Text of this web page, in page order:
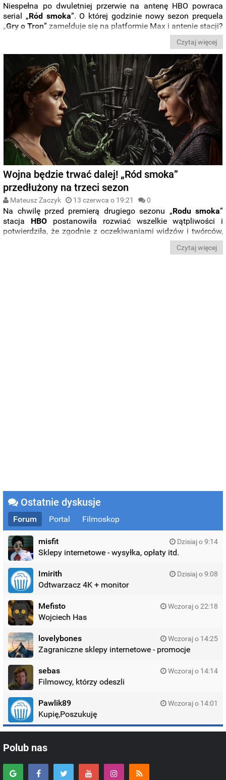
Niespełna po dwuletniej przerwie na antenę HBO powraca
serial „Ród smoka”. O której godzinie nowy sezon prequela
„Gry o Tron” zamelduje się na platformie Max i antenie stacji?
Czytaj więcej
Wojna będzie trwać dalej! „Ród smoka”
przedłużony na trzeci sezon
Mateusz Zaczyk 13 czerwca o 19:21 0
Na chwilę przed premierą drugiego sezonu „Rodu smoka”
stacja HBO postanowiła rozwiać wszelkie wątpliwości i
potwierdziła, że zgodnie z oczekiwaniami widzów i twórców,
” doczeka się także trzeciego sezonu.
Czytaj więcej
Ostatnie dyskusje
Forum Portal Filmoskop
misfit Dzisiaj o 9:14
Sklepy internetowe - wysyłka, opłaty itd.
Imirith Dzisiaj o 9:08
Odtwarzacz 4K + monitor
Mefisto Wczoraj o 22:18
Wojciech Has
lovelybones Wczoraj o 14:25
Zagraniczne sklepy internetowe - promocje
sebas Wczoraj o 14:14
Filmowcy, którzy odeszli
Pawlik89 Wczoraj o 14:01
Kupię,Poszukuję
Polub nas